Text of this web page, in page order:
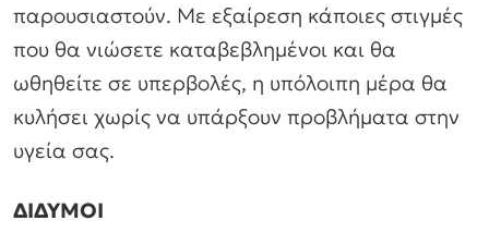
παρουσιαστούν. Με εξαίρεση κάποιες στιγμές
που θα νιώσετε καταβεβλημένοι και θα
ωθηθείτε σε υπερβολές, η υπόλοιπη μέρα θα
κυλήσει χωρίς να υπάρξουν προβλήματα στην
υγεία σας.
ΔΙΔΥΜΟΙ